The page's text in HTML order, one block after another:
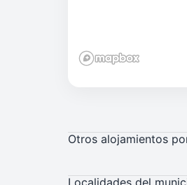
Otros alojamientos
Localidades del